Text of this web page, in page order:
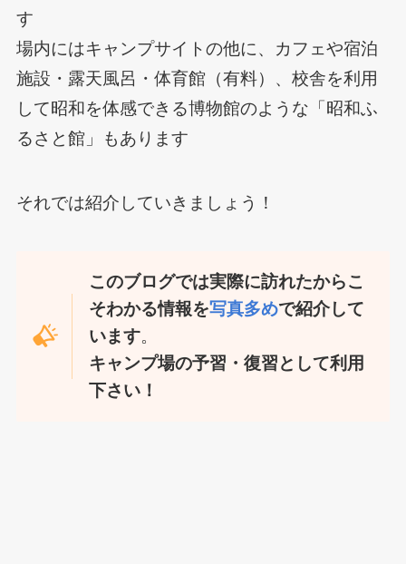
す
場内にはキャンプサイトの他に、カフェや宿泊
施設・露天風呂・体育館（有料）、校舎を利用
して昭和を体感できる博物館のような「昭和ふ
るさと館」もあります
それでは紹介していきましょう！
このブログでは実際に訪れたからこ
そわかる情報を写真多めで紹介して
います。
キャンプ場の予習・復習として利用
下さい！